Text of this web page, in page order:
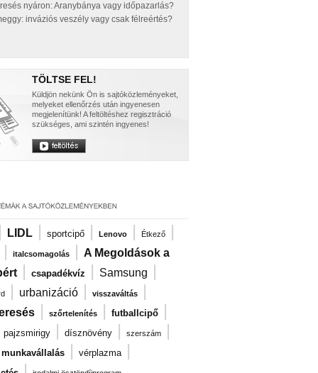
nyáron: Aranybánya vagy időpazarlás?
inváziós veszély vagy csak félreértés?
TÖLTSE FEL!
Küldjön nekünk Ön is sajtóközleményeket,
melyeket ellenőrzés után ingyenesen
megjelenítünk! A feltöltéshez regisztráció
szükséges, ami szintén ingyenes!
| LIDL | sportcipő | Lenovo | Étkező |
| italcsomagolás | A Megoldások a
| csapadékvíz | Samsung |
| urbanizáció | visszaváltás |
| szőrtelenítés | futballcipő |
pajzsmirigy | dísznövény | szerszám |
| vérplazma |